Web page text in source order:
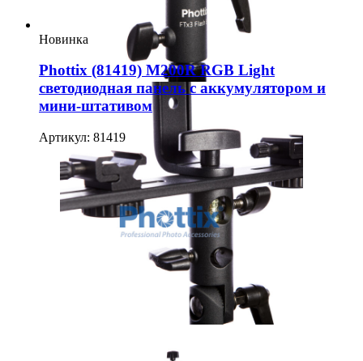
Новинка
Phottix (81419) M200R RGB Light
светодиодная панель с аккумулятором и
мини-штативом
Артикул: 81419